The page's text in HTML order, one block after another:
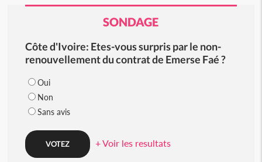
SONDAGE
Côte d'Ivoire: Etes-vous surpris par le non-
renouvellement du contrat de Emerse Faé ?
Oui
Non
Sans avis
+ Voir les resultats